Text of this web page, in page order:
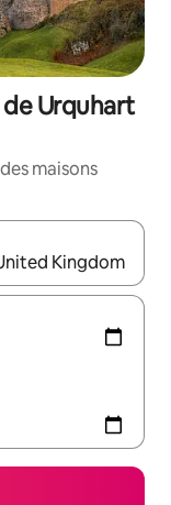
Urquhart
maisons
flèches vers le